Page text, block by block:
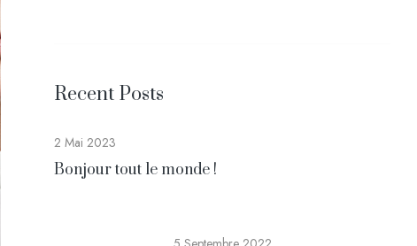
Recent Posts
2 Mai 2023
Bonjour tout le monde !